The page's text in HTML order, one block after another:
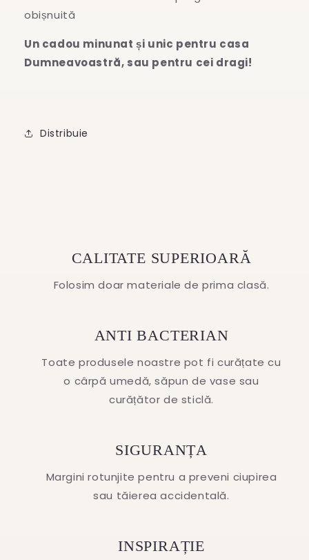
obișnuită
Un cadou minunat și unic pentru casa
Dumneavoastră, sau pentru cei dragi!
Distribuie
CALITATE SUPERIOARĂ
Folosim doar materiale de prima clasă.
ANTI BACTERIAN
Toate produsele noastre pot fi curățate cu
o cârpă umedă, săpun de vase sau
curățător de sticlă.
SIGURANȚA
Margini rotunjite pentru a preveni ciupirea
sau tăierea accidentală.
INSPIRAȚIE